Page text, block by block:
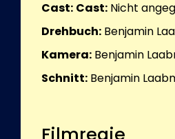
Cast: Cast: Nicht
Drehbuch: Benjamin
Kamera: Benjamin
Schnitt: Benjamin